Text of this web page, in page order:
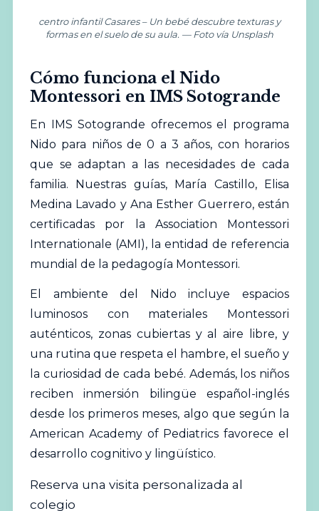
centro infantil Casares – Un bebé descubre texturas y
formas en el suelo de su aula. — Foto vía Unsplash
Cómo funciona el Nido
Montessori en IMS Sotogrande
En IMS Sotogrande ofrecemos el programa
Nido para niños de 0 a 3 años, con horarios
que se adaptan a las necesidades de cada
familia. Nuestras guías, María Castillo, Elisa
Medina Lavado y Ana Esther Guerrero, están
certificadas por la Association Montessori
Internationale (AMI), la entidad de referencia
mundial de la pedagogía Montessori.
El ambiente del Nido incluye espacios
luminosos con materiales Montessori
auténticos, zonas cubiertas y al aire libre, y
una rutina que respeta el hambre, el sueño y
la curiosidad de cada bebé. Además, los niños
reciben inmersión bilingüe español-inglés
desde los primeros meses, algo que según la
American Academy of Pediatrics favorece el
desarrollo cognitivo y lingüístico.
Reserva una visita personalizada al
colegio